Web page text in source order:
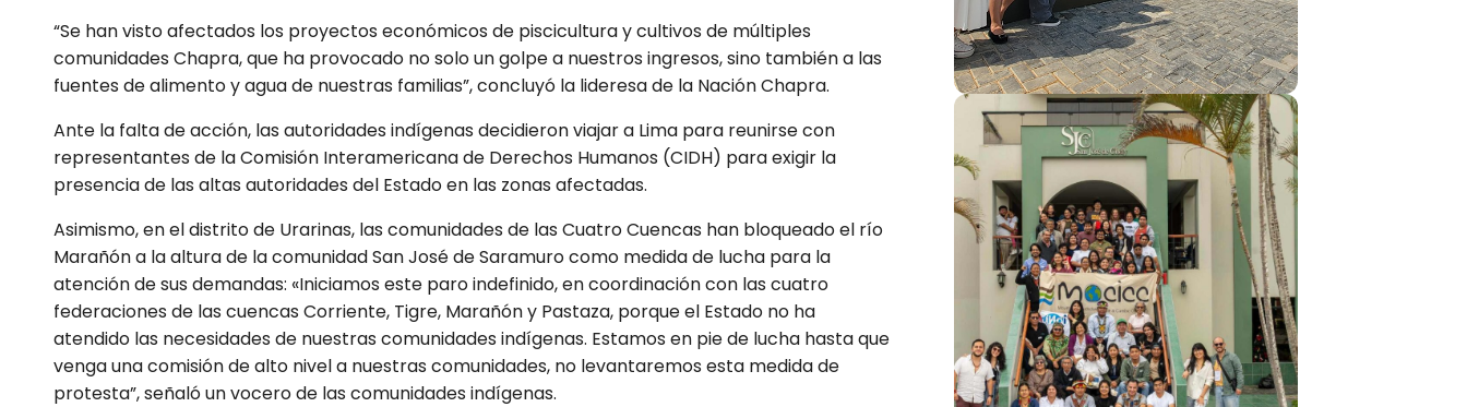
“Se han visto afectados los proyectos económicos de piscicultura y cultivos de múltiples
comunidades Chapra, que ha provocado no solo un golpe a nuestros ingresos, sino también a las
fuentes de alimento y agua de nuestras familias”, concluyó la lideresa de la Nación Chapra.
Ante la falta de acción, las autoridades indígenas decidieron viajar a Lima para reunirse con
representantes de la Comisión Interamericana de Derechos Humanos (CIDH) para exigir la
presencia de las altas autoridades del Estado en las zonas afectadas.
Asimismo, en el distrito de Urarinas, las comunidades de las Cuatro Cuencas han bloqueado el río
Marañón a la altura de la comunidad San José de Saramuro como medida de lucha para la
atención de sus demandas: «Iniciamos este paro indefinido, en coordinación con las cuatro
federaciones de las cuencas Corriente, Tigre, Marañón y Pastaza, porque el Estado no ha
atendido las necesidades de nuestras comunidades indígenas. Estamos en pie de lucha hasta que
venga una comisión de alto nivel a nuestras comunidades, no levantaremos esta medida de
protesta”, señaló un vocero de las comunidades indígenas.
11 de diciembre de 2025
Asamblea Nacional Del MOCICC
Reafirma Su Rumbo Y
Compromisos
Leer más